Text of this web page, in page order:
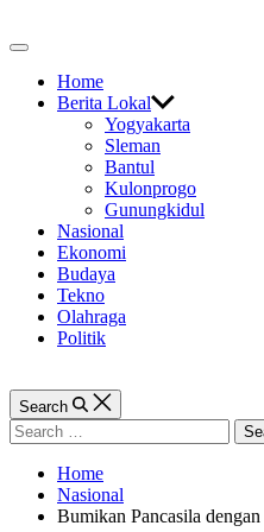
to
Off
CanvasHome
Berita Lokal
Yogyakarta
Sleman
Bantul
Kulonprogo
Gunungkidul
Nasional
Ekonomi
Budaya
Tekno
Olahraga
Politik
Search
Search
for:
Home
Nasional
Bumikan Pancasila